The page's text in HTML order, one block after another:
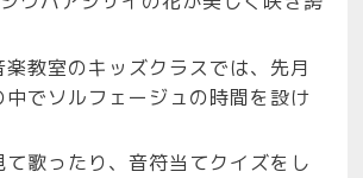
楽教室のキッズクラスでは、先月
中でソルフェージュの時間を設け
歌ったり、音符当てクイズをし